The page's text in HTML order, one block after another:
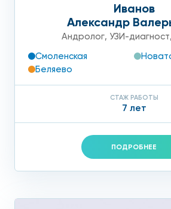
Иванов
Александр
Андролог, УЗИ-диагност,
Смоленская
Беляево
СТАЖ РАБОТЫ
7 лет
ПОДРОБНЕЕ